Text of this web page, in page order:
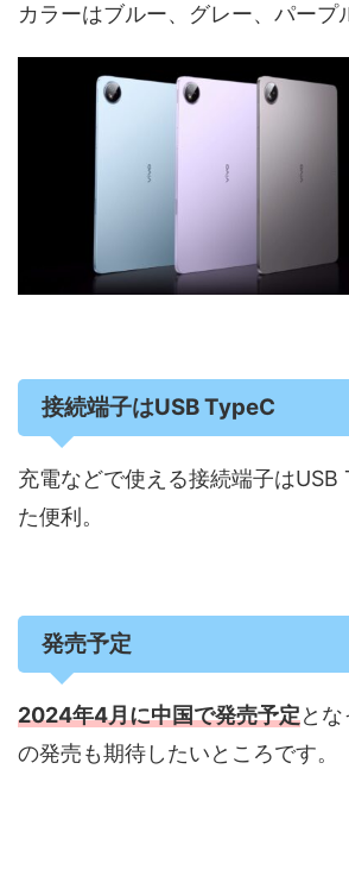
カラーはブルー、グレー、パープ
接続端子はUSB TypeC
充電などで使える接続端子はUSB
た便利。
発売予定
2024年4月に中国で発売予定と
の発売も期待したいところです。